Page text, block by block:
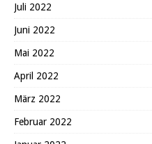
Juli 2022
Juni 2022
Mai 2022
April 2022
März 2022
Februar 2022